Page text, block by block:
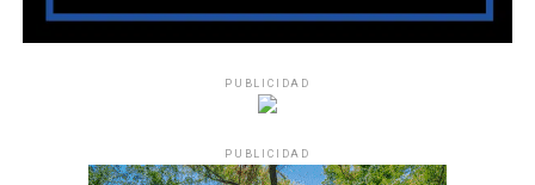
PUBLICIDAD
PUBLICIDAD